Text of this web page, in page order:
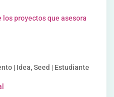
los proyectos que asesora
| Idea, Seed | Estudiante